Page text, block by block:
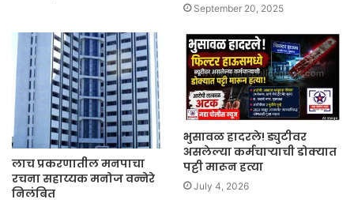
September 20, 2025
लाच प्रकरणातील मनपाचा
रचना सहाय्यक मनोज वन्नेरे
निलंबित
भुसावळ हादरले! ड्युटीवर
असलेल्या कर्मचाऱ्याची डोक्यात
पट्टी मारून हत्या
July 4, 2026